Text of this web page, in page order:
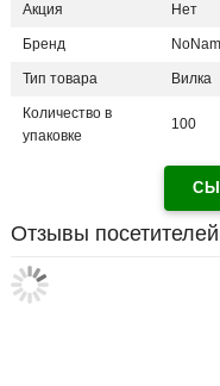
Акция Нет
Бренд
Тип товара Вилка
Количество в
упаковке
100
Отзывы